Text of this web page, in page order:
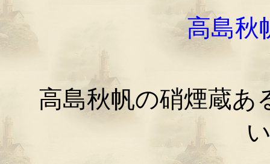
高島秋
高島秋帆の硝煙蔵あ